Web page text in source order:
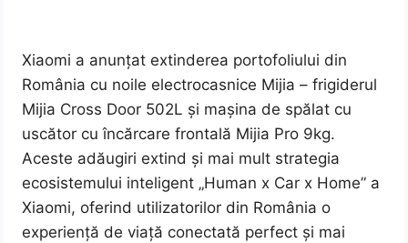
Xiaomi a anunțat extinderea portofoliului din
România cu noile electrocasnice Mijia – frigiderul
Mijia Cross Door 502L și mașina de spălat cu
uscător cu încărcare frontală Mijia Pro 9kg.
Aceste adăugiri extind și mai mult strategia
ecosistemului inteligent „Human x Car x Home” a
Xiaomi, oferind utilizatorilor din România o
experiență de viață conectată perfect și mai